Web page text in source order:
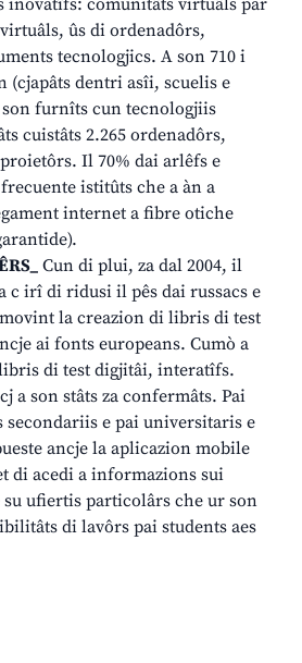
inovatîfs: comunitâts virtuâls par
ûs di ordenadôrs,
tecnologjics. A son 710 i
(cjapâts dentri asîi, scuelis e
furnîts cun tecnologjiis
cuistâts 2.265 ordenadôrs,
Il 70% dai arlêfs e
istitûts che a àn a
internet a fibre otiche
Cun di plui, za dal 2004, il
c irî di ridusi il pês dai russacs e
la creazion di libris di test
ai fonts europeans. Cumò a
libris di test digjitâi, interatîfs.
a son stâts za confermâts. Pai
secondariis e pai universitaris e
ancje la aplicazion mobile
di acedi a informazions sui
ufiertis particolârs che ur son
di lavôrs pai students aes